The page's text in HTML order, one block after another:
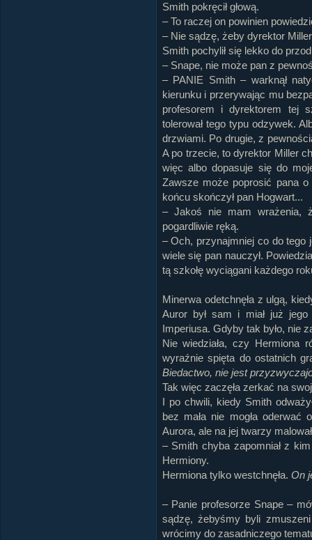
Smith pokręcił głową.
– To raczej on powinien
– Nie sądzę, żeby dyrektor
Smith pochylił się lekko do
– Snape, nie może pan z
– PANIE Smith – warknął
kierunku i przerywając mu
profesorem i dyrektorem tej
tolerował tego typu odzywek.
drzwiami. Po drugie, z
A po trzecie, to dyrektor Miller
więc albo dopasuje się do
Zawsze może poprosić pana
końcu skończył pan Hogwart...
– Jakoś nie mam wrażenia,
pogardliwie ręką.
– Och, przynajmniej co do
wiele się pan nauczył.
tą szkołę wyciągani każdego
Minerwa odetchnęła z ulgą,
Auror był sam i miał już
Imperiusa. Gdyby tak było, nie
Nie wiedziała, czy Hermiona
wyraźnie spięta do ostatnich
Biedactwo, nie jest
Tak więc zaczęła zerkać na
I po chwili, kiedy Smith
bez mała nie mogła oderwać
Aurora, ale na jej twarzy
– Smith chyba zapomniał z
Hermiony.
Hermiona tylko westchnęła. On
– Panie profesorze Snape –
sądzę, żebyśmy byli
wrócimy do zasadniczego